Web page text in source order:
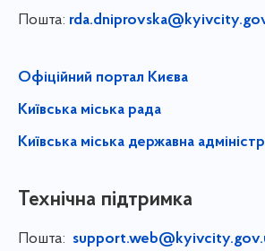
Пошта:
Офіційний портал Києва
Київська міська рада
Київська міська державна
Технічна підтримка
Пошта: